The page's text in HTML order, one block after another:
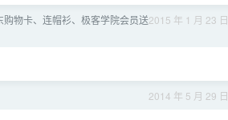
2015 年 1 月 23 日
物卡、连帽衫、极客学院会员送
2014 年 5 月 29 日